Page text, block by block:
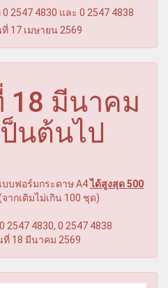
2547 4830 และ 0 2547 4838
17 เมษายน 2569
18 มีนาคม
นต้นไป
บบฟอร์มกระดาษ A4ได้สูงสุด 500
จากเดิมไม่เกิน 100 ชุด)
2547 4830, 0 2547 4838
18 มีนาคม 2569